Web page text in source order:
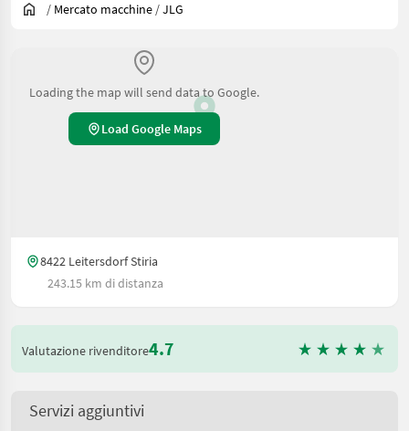
/ Mercato macchine /JLG
Loading the map will send data to Google.
Load Google Maps
8422 Leitersdorf Stiria
243.15 km di distanza
Valutazione rivenditore4.7
Servizi aggiuntivi